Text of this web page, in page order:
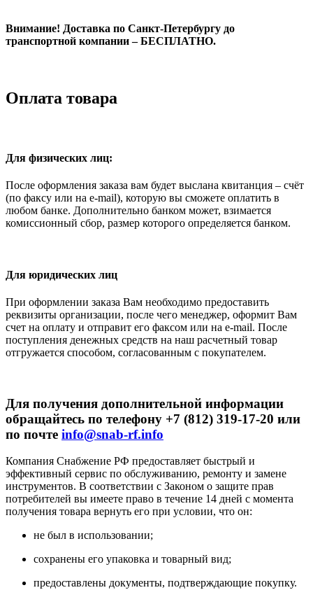
Внимание! Доставка по Санкт-Петербургу до
транспортной компании – БЕСПЛАТНО.
Оплата товара
Для физических лиц:
После оформления заказа вам будет выслана квитанция – счёт
(по факсу или на e-mail), которую вы сможете оплатить в
любом банке. Дополнительно банком может, взимается
комиссионный сбор, размер которого определяется банком.
Для юридических лиц
При оформлении заказа Вам необходимо предоставить
реквизиты организации, после чего менеджер, оформит Вам
счет на оплату и отправит его факсом или на e-mail. После
поступления денежных средств на наш расчетный товар
отгружается способом, согласованным с покупателем.
Для получения дополнительной информации
обращайтесь по телефону +7 (812) 319-17-20 или
по почте info@snab-rf.info
Компания Снабжение РФ предоставляет быстрый и
эффективный сервис по обслуживанию, ремонту и замене
инструментов. В соответствии с Законом о защите прав
потребителей вы имеете право в течение 14 дней с момента
получения товара вернуть его при условии, что он:
не был в использовании;
сохранены его упаковка и товарный вид;
предоставлены документы, подтверждающие покупку.